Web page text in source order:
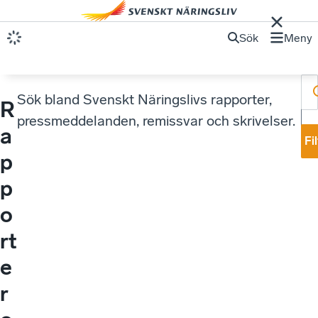
Sök Meny
R
a
p
p
o
rt
e
r
Sök bland Svenskt Näringslivs rapporter,
pressmeddelanden, remissvar och skrivelser.